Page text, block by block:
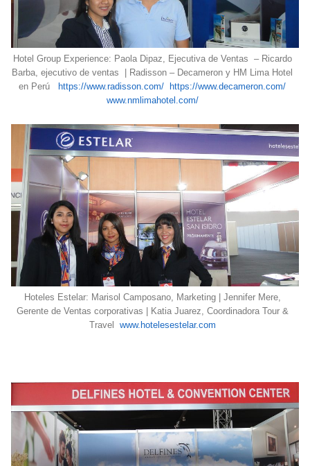
Hotel Group Experience: Paola Dipaz, Ejecutiva de Ventas – Ricardo
Barba, ejecutivo de ventas | Radisson – Decameron y HM Lima Hotel
en Perú
https://www.radisson.com/
https://www.decameron.com/
www.nmlimahotel.com/
Hoteles Estelar: Marisol Camposano, Marketing | Jennifer Mere,
Gerente de Ventas corporativas | Katia Juarez, Coordinadora Tour &
Travel www.hotelesestelar.com